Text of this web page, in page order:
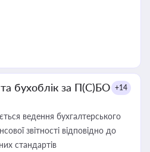
та бухоблік за П(С)БО +14
ведення бухгалтерського
звітності відповідно до
стандартів